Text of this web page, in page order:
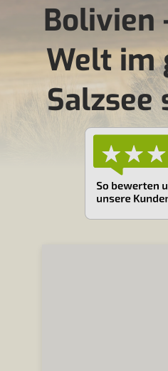
Bolivien
Welt im
Salzsee